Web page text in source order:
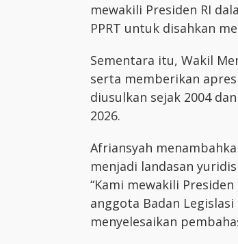
mewakili Presiden RI
PPRT untuk disahkan
Sementara itu, Wakil
serta memberikan
diusulkan sejak 2004
2026.
Afriansyah
menjadi landasan
“Kami mewakili
anggota Badan
menyelesaikan